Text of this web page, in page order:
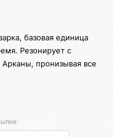
базовая единица
Резонирует с
пронизывая все